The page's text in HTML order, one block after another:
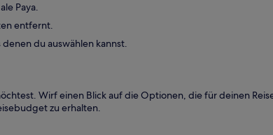
Paya.
entfernt.
du auswählen kannst.
Wirf einen Blick auf die Optionen, die für deinen
zu erhalten.